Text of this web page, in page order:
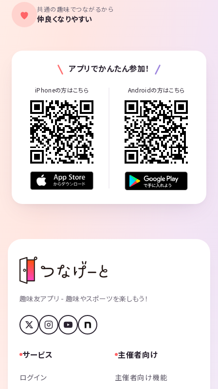
共通の趣味でつながるから
仲良くなりやすい
アプリでかんたん参加！
iPhoneの方はこちら Androidの方はこちら
趣味友アプリ - 趣味やスポーツを楽しもう！
サービス
ログイン
主催者向け
主催者向け機能